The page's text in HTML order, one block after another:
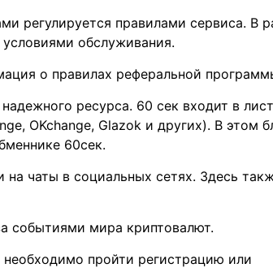
регулируется правилами сервиса. В
обслуживания.
о правилах реферальной
ресурса. 60 сек входит в
OKchange, Glazok и других). В этом
60сек.
на чаты в социальных сетях. Здесь
событиями мира криптовалют.
необходимо пройти регистрацию или